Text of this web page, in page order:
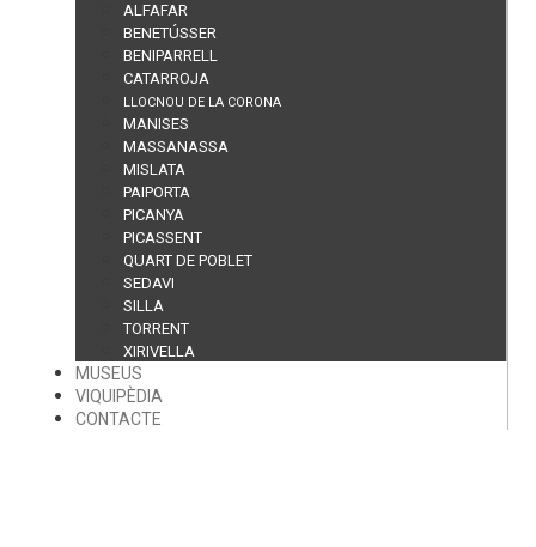
ALFAFAR
BENETÚSSER
BENIPARRELL
CATARROJA
LLOCNOU DE LA CORONA
MANISES
MASSANASSA
MISLATA
PAIPORTA
PICANYA
PICASSENT
QUART DE POBLET
SEDAVI
SILLA
TORRENT
XIRIVELLA
MUSEUS
VIQUIPÈDIA
CONTACTE